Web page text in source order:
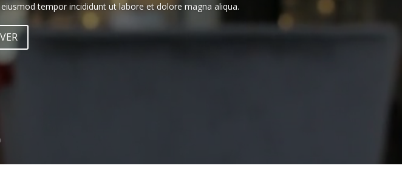
tempor incididunt ut labore et dolore magna aliqua.